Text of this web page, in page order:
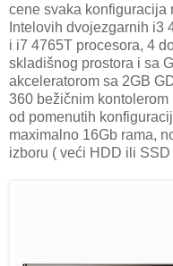
cene svaka konfiguracija
Intelovih dvojezgarnih i3
i i7 4765T procesora, 4
skladišnog prostora i sa
akceleratorom sa 2GB
360 bežičnim
od pomenutih
maximalno 16Gb rama,
izboru ( veći HDD ili SSD